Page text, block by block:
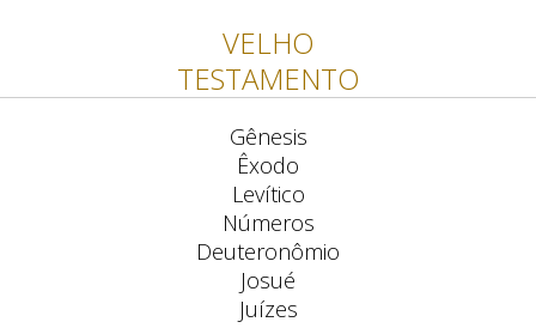
VELHO
TESTAMENTO
Gênesis
Êxodo
Levítico
Números
Deuteronômio
Josué
Juízes